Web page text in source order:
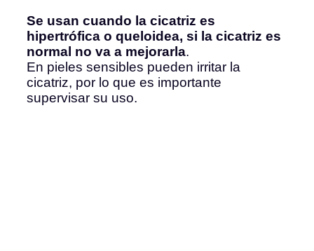
Se usan cuando la cicatriz es
hipertrófica o queloidea, si la cicatriz es
normal no va a mejorarla.
En pieles sensibles pueden irritar la
cicatriz, por lo que es importante
supervisar su uso.